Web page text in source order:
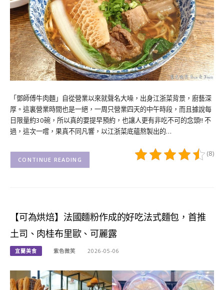
「鄧師傅牛肉麵」自從營業以來就聲名大噪，出身江浙菜背景，廚藝深
厚。這裏營業時間也是一絕，一周只營業四天的中午時段，而且據說每
日限量約30碗，所以真的要提早預約，也讓人更有非吃不可的念頭!! 不
過，這次一嚐，果真不同凡響，以江浙菜底蘊熬製出的…
(8)
CONTINUE READING
【可為烘焙】法國麵粉作成的好吃法式麵包，首推
土司、肉桂布里歐、可麗露
宜蘭美食 紫色微笑 2026-05-06